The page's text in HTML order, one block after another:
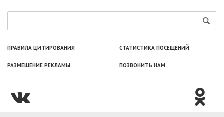
ПРАВИЛА ЦИТИРОВАНИЯ СТАТИСТИКА ПОСЕЩЕНИЙ
РАЗМЕЩЕНИЕ РЕКЛАМЫ ПОЗВОНИТЬ НАМ